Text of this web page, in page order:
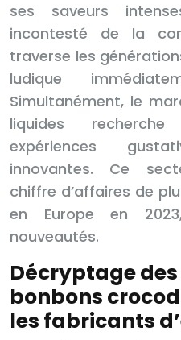
ses saveurs
incontesté de la
traverse les
ludique
Simultanément, le
liquides
expériences
innovantes. Ce
chiffre d’affaires de
en Europe en
nouveautés.
Décryptage
bonbons
les fabricants